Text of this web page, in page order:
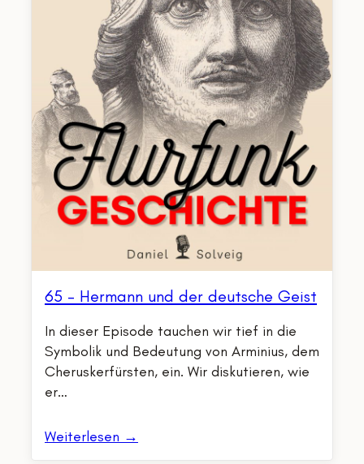
65 – Hermann und der deutsche Geist
In dieser Episode tauchen wir tief in die
Symbolik und Bedeutung von Arminius, dem
Cheruskerfürsten, ein. Wir diskutieren, wie
er…
Weiterlesen →